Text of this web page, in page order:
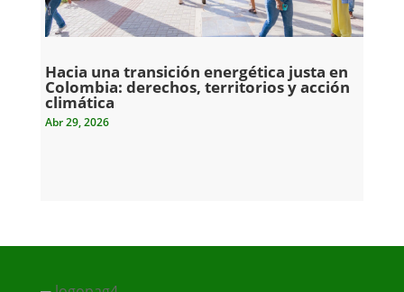
Hacia una transición energética justa en
Colombia: derechos, territorios y acción
climática
Abr 29, 2026